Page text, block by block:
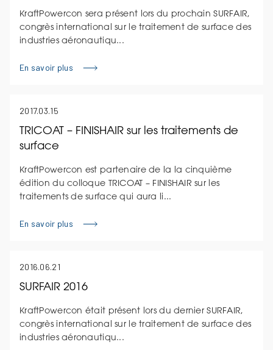
KraftPowercon sera présent lors du prochain SURFAIR,
congrès international sur le traitement de surface des
industries aéronautiqu...
En savoir plus
2017.03.15
TRICOAT – FINISHAIR sur les traitements de
surface
KraftPowercon est partenaire de la la cinquième
édition du colloque TRICOAT – FINISHAIR sur les
traitements de surface qui aura li...
En savoir plus
2016.06.21
SURFAIR 2016
KraftPowercon était présent lors du dernier SURFAIR,
congrès international sur le traitement de surface des
industries aéronautiqu...